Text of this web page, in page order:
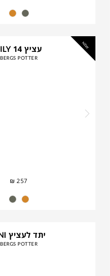
NEW עציץ LILY 14
BERGS POTTER
₪ 257
יתד לעציץ ONI
BERGS POTTER